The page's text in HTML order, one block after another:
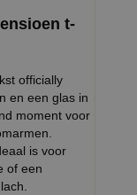
t-
officially
en een glas in
moment voor
is voor
of een